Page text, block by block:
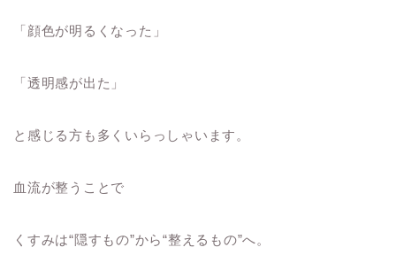
「顔色が明るくなった」
「透明感が出た」
と感じる方も多くいらっしゃいます。
血流が整うことで
くすみは“隠すもの”から“整えるもの”へ。